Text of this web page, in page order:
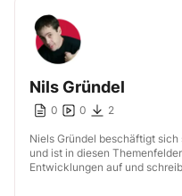
Nils Gründel
0 0 2
Niels Gründel beschäftigt
und ist in diesen
Entwicklungen auf und